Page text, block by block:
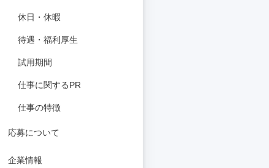
休日・休暇
待遇・福利厚生
試用期間
仕事に関するPR
仕事の特徴
応募について
企業情報